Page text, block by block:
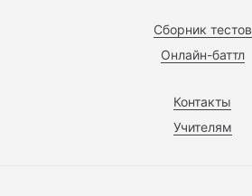
Сборник тестов
Онлайн-баттл
Контакты
Учителям